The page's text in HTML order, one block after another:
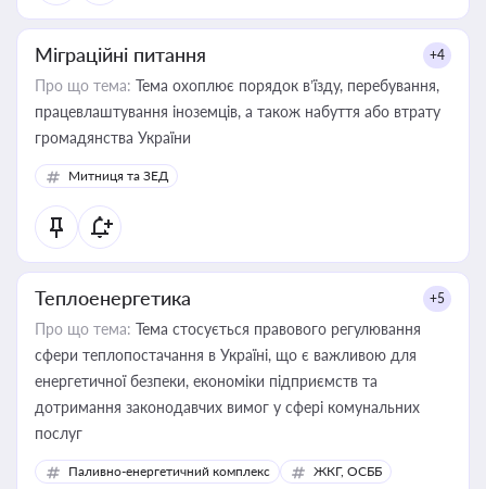
Міграційні питання +4
Про що тема: Тема охоплює порядок в’їзду, перебування,
працевлаштування іноземців, а також набуття або втрату
громадянства України
Митниця та ЗЕД
Теплоенергетика +5
Про що тема: Тема стосується правового регулювання
сфери теплопостачання в Україні, що є важливою для
енергетичної безпеки, економіки підприємств та
дотримання законодавчих вимог у сфері комунальних
послуг
Паливно-енергетичний комплекс ЖКГ, ОСББ